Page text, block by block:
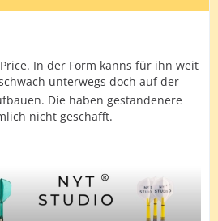
In der Form kanns für ihn weit
unterwegs doch auf der
Die haben gestandenere
nicht geschafft.